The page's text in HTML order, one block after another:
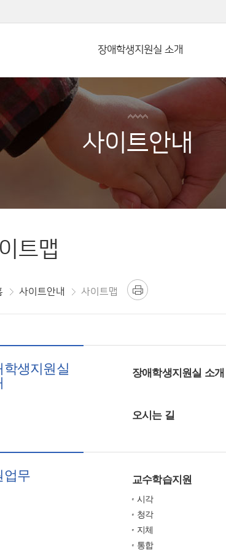
장애학생지원실 소개
사이트안내
트맵
사이트안내 사이트맵
학생지원실
장애학생지원실 소개
오시는 길
업무 교수학습지원
시각
청각
지체
통합